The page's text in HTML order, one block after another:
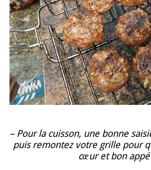
– Pour la cuisson, une bonne
puis remontez votre grille pour
cœur et bon